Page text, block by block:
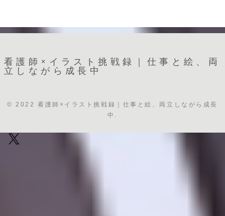
看護師×イラスト挑戦録｜仕事と絵、両
立しながら成長中
© 2022 看護師×イラスト挑戦録｜仕事と絵、両立しながら成長
中.